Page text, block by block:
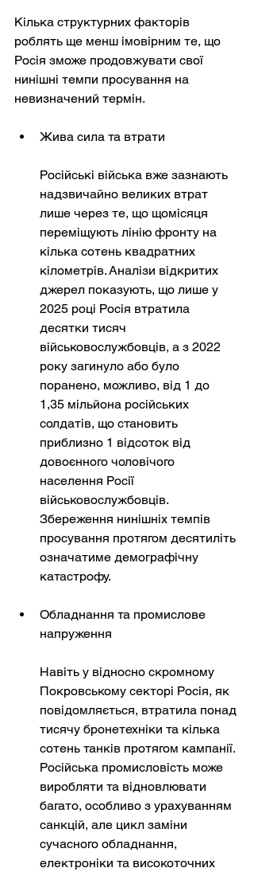
Кілька структурних факторів
роблять ще менш імовірним те, що
Росія зможе продовжувати свої
нинішні темпи просування на
невизначений термін.
Жива сила та втрати
Російські війська вже зазнають
надзвичайно великих втрат
лише через те, що щомісяця
переміщують лінію фронту на
кілька сотень квадратних
кілометрів. Аналізи відкритих
джерел показують, що лише у
2025 році Росія втратила
десятки тисяч
військовослужбовців, а з 2022
року загинуло або було
поранено, можливо, від 1 до
1,35 мільйона російських
солдатів, що становить
приблизно 1 відсоток від
довоєнного чоловічого
населення Росії
військовослужбовців.
Збереження нинішніх темпів
просування протягом десятиліть
означатиме демографічну
катастрофу.
Обладнання та промислове
напруження
Навіть у відносно скромному
Покровському секторі Росія, як
повідомляється, втратила понад
тисячу бронетехніки та кілька
сотень танків протягом кампанії.
Російська промисловість може
виробляти та відновлювати
багато, особливо з урахуванням
санкцій, але цикл заміни
сучасного обладнання,
електроніки та високоточних